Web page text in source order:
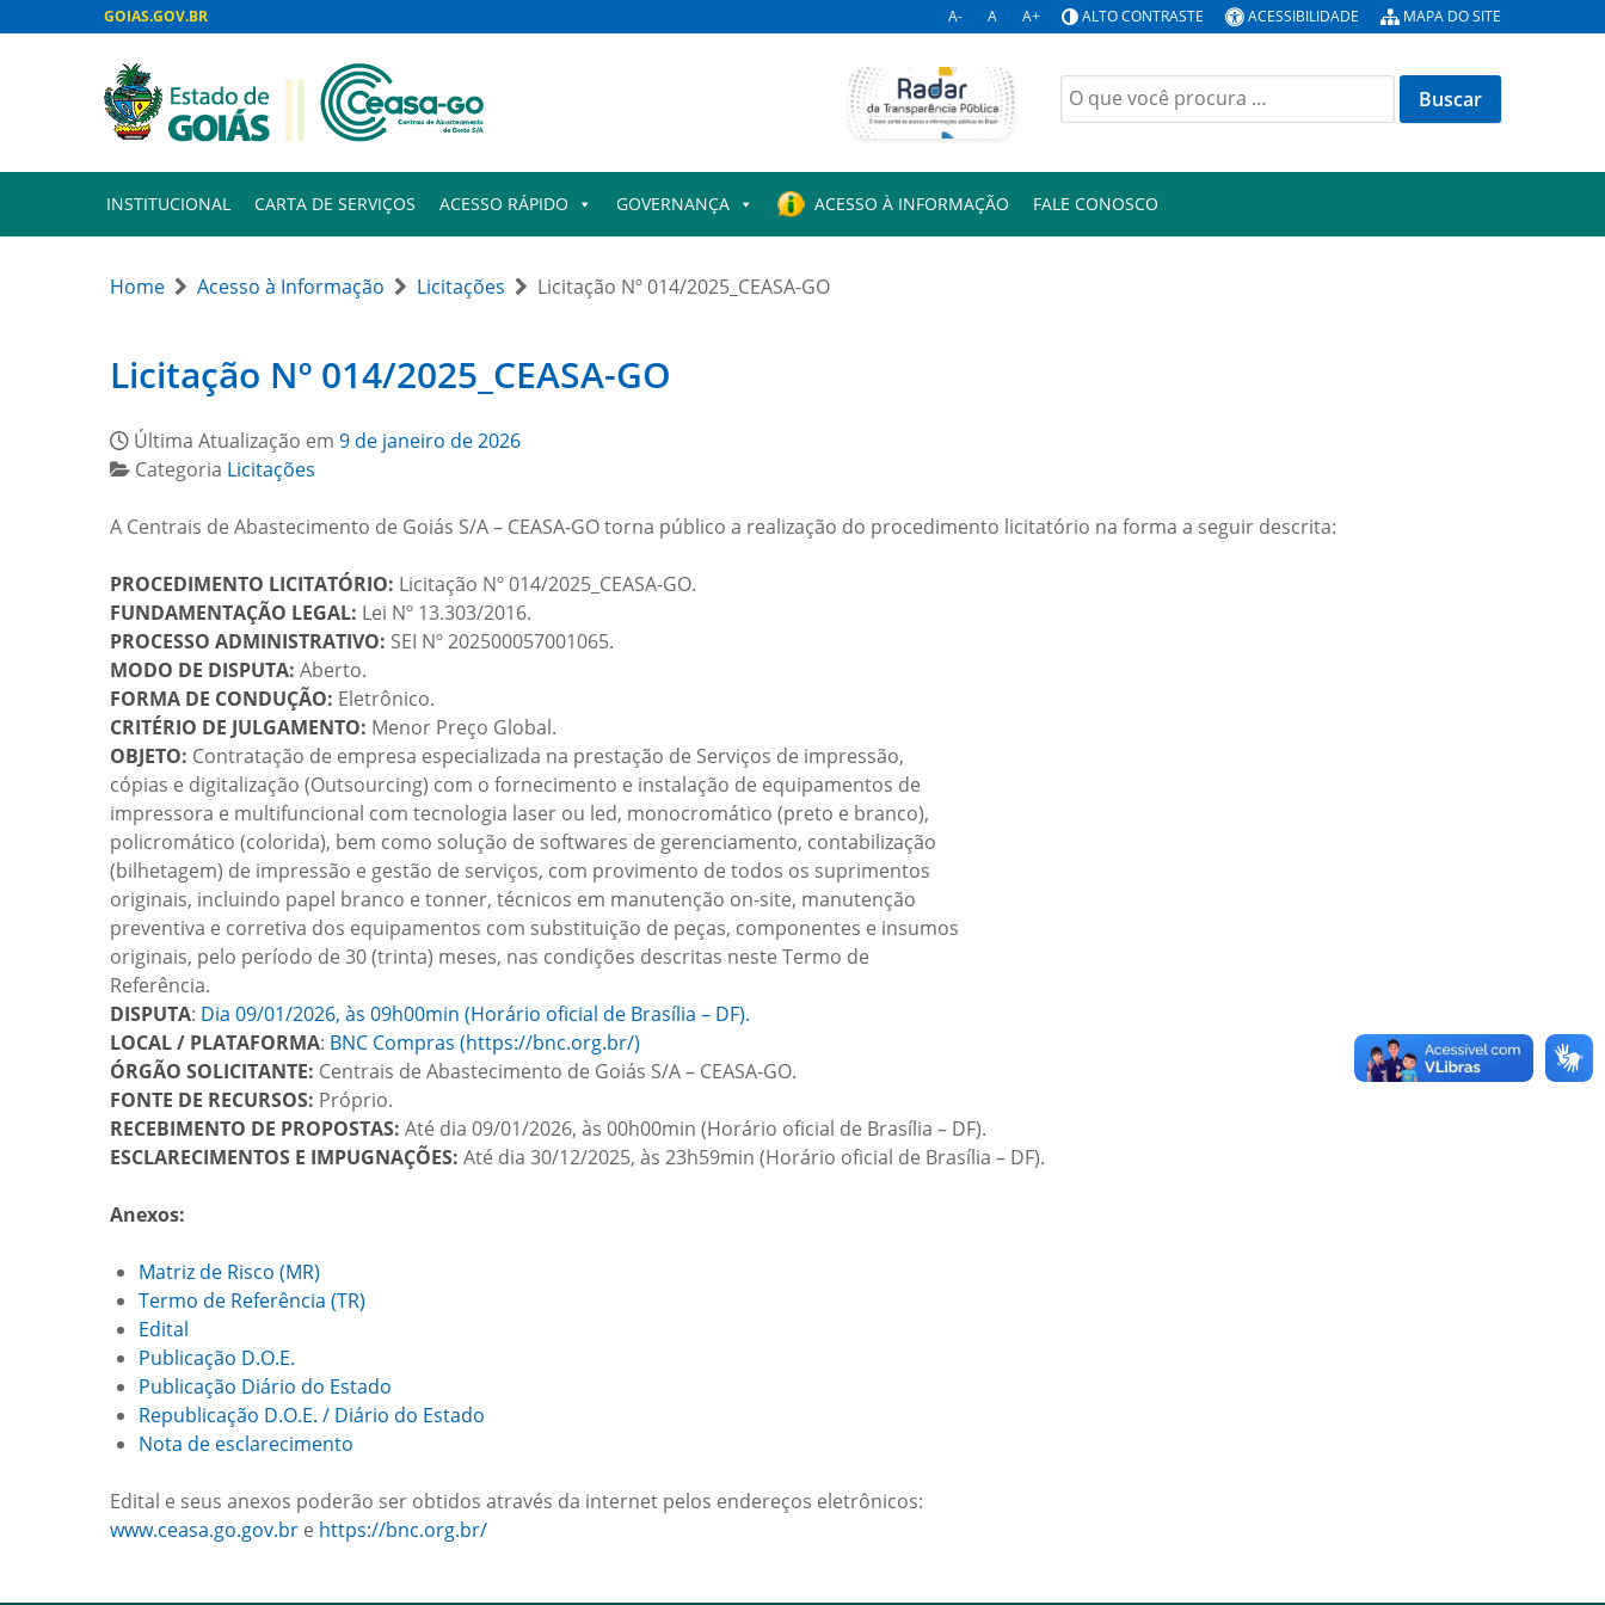
GOIAS.GOV.BR A- A A+ ALTO CONTRASTE ACESSIBILIDADE MAPA DO SITE
Buscar
por:
INSTITUCIONAL CARTA DE SERVIÇOS ACESSO RÁPIDO GOVERNANÇA ACESSO À INFORMAÇÃO FALE CONOSCO
Home Acesso à Informação Licitações Licitação Nº 014/2025_CEASA-GO
Licitação Nº 014/2025_CEASA-GO
Última Atualização em 9 de janeiro de 2026
Categoria Licitações
A Centrais de Abastecimento de Goiás S/A – CEASA-GO torna público a realização do procedimento licitatório na forma a seguir descrita:
PROCEDIMENTO LICITATÓRIO: Licitação Nº 014/2025_CEASA-GO.
FUNDAMENTAÇÃO LEGAL: Lei Nº 13.303/2016.
PROCESSO ADMINISTRATIVO: SEI Nº 202500057001065.
MODO DE DISPUTA: Aberto.
FORMA DE CONDUÇÃO: Eletrônico.
CRITÉRIO DE JULGAMENTO: Menor Preço Global.
OBJETO: Contratação de empresa especializada na prestação de Serviços de impressão,
cópias e digitalização (Outsourcing) com o fornecimento e instalação de equipamentos de
impressora e multifuncional com tecnologia laser ou led, monocromático (preto e branco),
policromático (colorida), bem como solução de softwares de gerenciamento, contabilização
(bilhetagem) de impressão e gestão de serviços, com provimento de todos os suprimentos
originais, incluindo papel branco e tonner, técnicos em manutenção on-site, manutenção
preventiva e corretiva dos equipamentos com substituição de peças, componentes e insumos
originais, pelo período de 30 (trinta) meses, nas condições descritas neste Termo de
Referência.
DISPUTA: Dia 09/01/2026, às 09h00min (Horário oficial de Brasília – DF).
LOCAL / PLATAFORMA: BNC Compras (https://bnc.org.br/)
ÓRGÃO SOLICITANTE: Centrais de Abastecimento de Goiás S/A – CEASA-GO.
FONTE DE RECURSOS: Próprio.
RECEBIMENTO DE PROPOSTAS: Até dia 09/01/2026, às 00h00min (Horário oficial de Brasília – DF).
ESCLARECIMENTOS E IMPUGNAÇÕES: Até dia 30/12/2025, às 23h59min (Horário oficial de Brasília – DF).
Anexos:
Matriz de Risco (MR)
Termo de Referência (TR)
Edital
Publicação D.O.E.
Publicação Diário do Estado
Republicação D.O.E. / Diário do Estado
Nota de esclarecimento
Edital e seus anexos poderão ser obtidos através da internet pelos endereços eletrônicos:
www.ceasa.go.gov.br e https://bnc.org.br/